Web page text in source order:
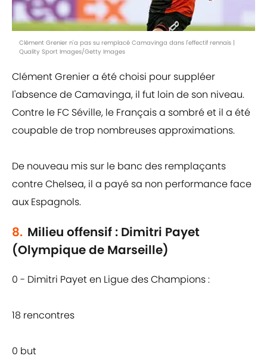
Clément Grenier n'a pas su remplacé Camavinga dans l'effectif rennais |
Quality Sport Images/Getty Images
Clément Grenier a été choisi pour suppléer
l'absence de Camavinga, il fut loin de son niveau.
Contre le FC Séville, le Français a sombré et il a été
coupable de trop nombreuses approximations.
De nouveau mis sur le banc des remplaçants
contre Chelsea, il a payé sa non performance face
aux Espagnols.
8. Milieu offensif : Dimitri Payet
(Olympique de Marseille)
0 - Dimitri Payet en Ligue des Champions :
18 rencontres
0 but